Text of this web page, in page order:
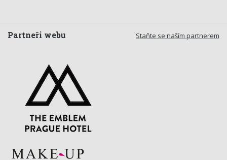
Staňte se naším partnerem
Partneři webu